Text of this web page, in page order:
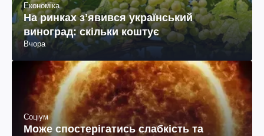
Економіка
На ринках зʼявився український
виноград: скільки коштує
Вчора
Соціум
Може спостерігатись слабкість та